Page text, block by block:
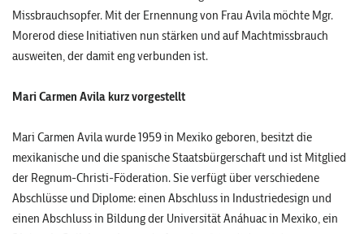
Missbrauchsopfer. Mit der Ernennung von Frau Avila möchte Mgr.
Morerod diese Initiativen nun stärken und auf Machtmissbrauch
ausweiten, der damit eng verbunden ist.
Mari Carmen Avila kurz vorgestellt
Mari Carmen Avila wurde 1959 in Mexiko geboren, besitzt die
mexikanische und die spanische Staatsbürgerschaft und ist Mitglied
der Regnum-Christi-Föderation. Sie verfügt über verschiedene
Abschlüsse und Diplome: einen Abschluss in Industriedesign und
einen Abschluss in Bildung der Universität Anáhuac in Mexiko, ein